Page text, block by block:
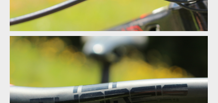
Test: Shimano XTR Di2 - vyzkoušel jsem elektrický eRko
Test: Shimano XTR Di2 - vyzkoušel jsem elektrický eRko